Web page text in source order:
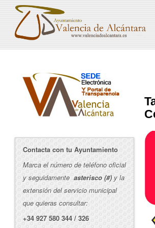
Contacta con tu Ayuntamiento
Marca el número de teléfono oficial
y seguidamente asterisco (#)y la
extensión del servicio municipal
que quieras consultar:
+34 927 580 344 / 326